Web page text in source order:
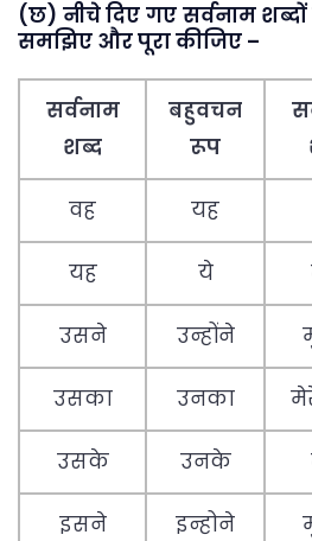
(छ) नीचे दिए गए सर्वनाम
समझिए और पूरा कीजिए –
सर्वनाम
शब्द
बहुवचन
रूप
वह यह
यह ये
उसने उन्होंने
उसका उनका
उसके उनके
इसने इन्होने